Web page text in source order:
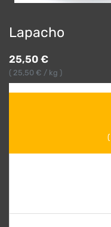
Lapacho
25,50 €
( 25,50 € / kg )
(